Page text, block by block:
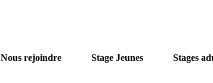
Nous rejoindre Stage Jeunes Stages